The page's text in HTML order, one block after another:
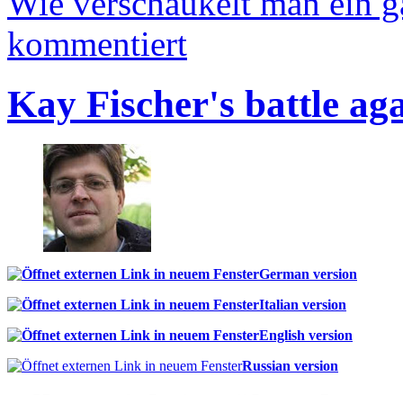
kommentiert
Kay Fischer's battle
German version
Italian version
English version
Russian version